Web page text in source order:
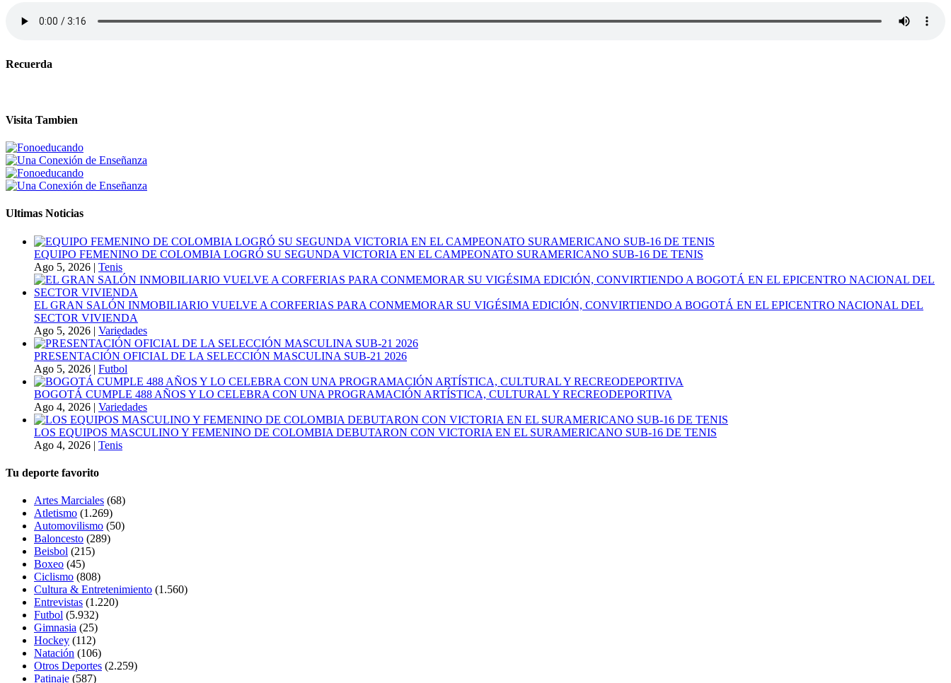
Recuerda
Visita Tambien
Ultimas Noticias
EQUIPO FEMENINO DE COLOMBIA LOGRÓ SU SEGUNDA VICTORIA EN EL CAMPEONATO SURAMERICANO SUB-16 DE TENIS
Ago 5, 2026 | Tenis
EL GRAN SALÓN INMOBILIARIO VUELVE A CORFERIAS PARA CONMEMORAR SU VIGÉSIMA EDICIÓN, CONVIRTIENDO A BOGOTÁ EN EL EPICENTRO NACIONAL DEL
SECTOR VIVIENDA
Ago 5, 2026 | Variedades
PRESENTACIÓN OFICIAL DE LA SELECCIÓN MASCULINA SUB-21 2026
Ago 5, 2026 | Futbol
BOGOTÁ CUMPLE 488 AÑOS Y LO CELEBRA CON UNA PROGRAMACIÓN ARTÍSTICA, CULTURAL Y RECREODEPORTIVA
Ago 4, 2026 | Variedades
LOS EQUIPOS MASCULINO Y FEMENINO DE COLOMBIA DEBUTARON CON VICTORIA EN EL SURAMERICANO SUB-16 DE TENIS
Ago 4, 2026 | Tenis
Tu deporte favorito
Artes Marciales (68)
Atletismo (1.269)
Automovilismo (50)
Baloncesto (289)
Beisbol (215)
Boxeo (45)
Ciclismo (808)
Cultura & Entretenimiento (1.560)
Entrevistas (1.220)
Futbol (5.932)
Gimnasia (25)
Hockey (112)
Natación (106)
Otros Deportes (2.259)
Patinaje (587)